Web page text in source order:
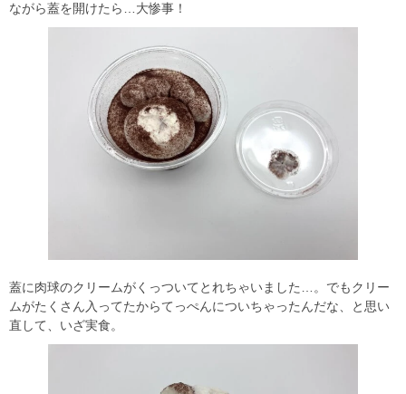
ながら蓋を開けたら…大惨事！
蓋に肉球のクリームがくっついてとれちゃいました…。でもクリー
ムがたくさん入ってたからてっぺんについちゃったんだな、と思い
直して、いざ実食。